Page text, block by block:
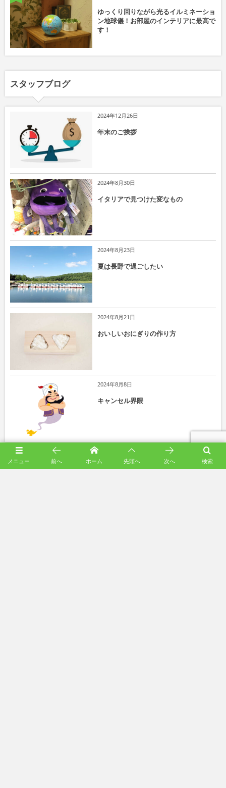
ゆっくり回りながら光るイルミネーショ
ン地球儀！お部屋のインテリアに最高で
す！
スタッフブログ
2024年12月26日
年末のご挨拶
2024年8月30日
イタリアで見つけた変なもの
2024年8月23日
夏は長野で過ごしたい
2024年8月21日
おいしいおにぎりの作り方
2024年8月8日
キャンセル界隈
More
メニュー 検索
前へ ホーム 先頭へ 次へ